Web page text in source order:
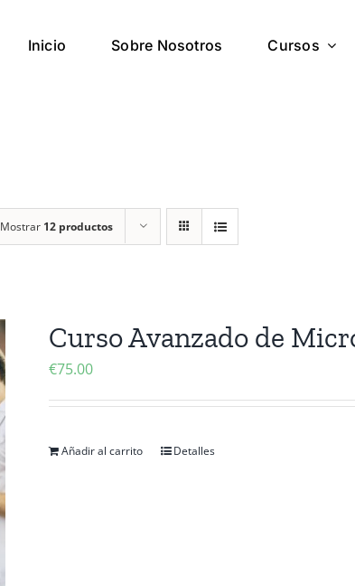
Inicio Sobre Nosotros Cursos
Mostrar 12 productos
Curso Avanzado de
€75.00
Añadir al carrito Detalles